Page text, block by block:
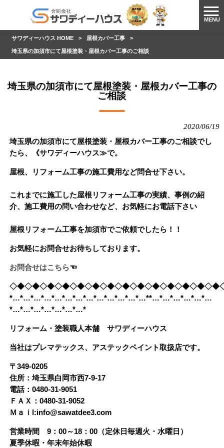
MENU
サワディーハウス HOME > 屋根カバー工事 >
埼玉県の加須市にて屋根塗装・屋根カバー工事のご相談
埼玉県の加須市にて屋根塗装・屋根カバー工事の
ご相談
2020/06/19
埼玉県の加須市にて屋根塗装・屋根カバー工事のご相談でし
たら、《サワディーハウス≫で。
屋根、リフォーム工事の施工費用など問合せ下さい。
これまでに施工した屋根リフォーム工事の実績、事例の紹
介、施工費用の問い合わせなど、お気軽にお電話下さい
屋根リフォーム工事を加須市でご依頼でしたら！！
お気軽にお問合せお待ちしております。
お問合せはこちら☜
*…*…*…*…*…*…*…*…*…*…*…*…*…**…*…*…*…*…*…
*…*…*…*…*…*…*…*
リフォーム・塗装職人本舗 サワディーハウス
当社はプレマテックス、アステックペイント取扱店です。
〒349-0205
住所：埼玉県白岡市西7-9-17
電話：0480-31-9051
ＦＡＸ：0480-31-9052
Ｍａｉl:info@sawatdee3.com
営業時間 9：00～18：00（定休日毎週火・水曜日）
夏季休暇・年末年始休暇